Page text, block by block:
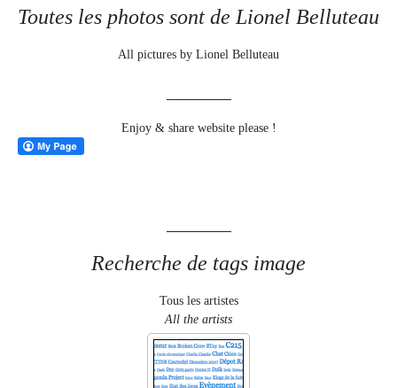
Toutes les photos sont de Lionel Belluteau
All pictures by Lionel Belluteau
Enjoy & share website please !
Recherche de tags image
Tous les artistes
All the artists